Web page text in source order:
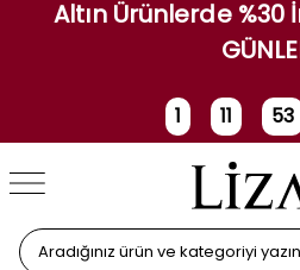
Altın Ürünlerde %30
1
Gün
11
Saat
53